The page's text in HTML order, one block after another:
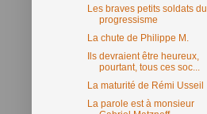
Les braves petits soldats du
progressisme
La chute de Philippe M.
Ils devraient être heureux,
pourtant, tous ces soc...
La maturité de Rémi Usseil
La parole est à monsieur